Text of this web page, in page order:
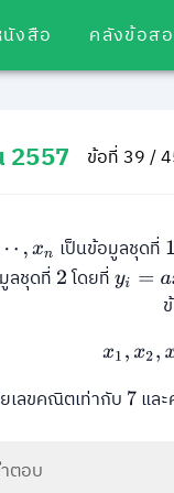
งสือ คลังข้อส
2557 ข้อที่ 39 /
n เป็นข้อมูลชุดที่ 1
ลชุดที่ 2โดยที่yi= ax i+
x1,
เลขคณิตเท่ากับ 7แล
ตอบ